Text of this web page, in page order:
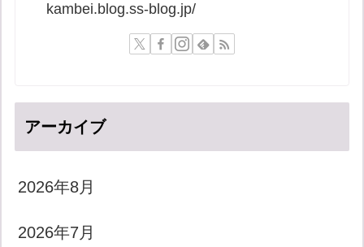
kambei.blog.ss-blog.jp/
アーカイブ
2026年8月
2026年7月